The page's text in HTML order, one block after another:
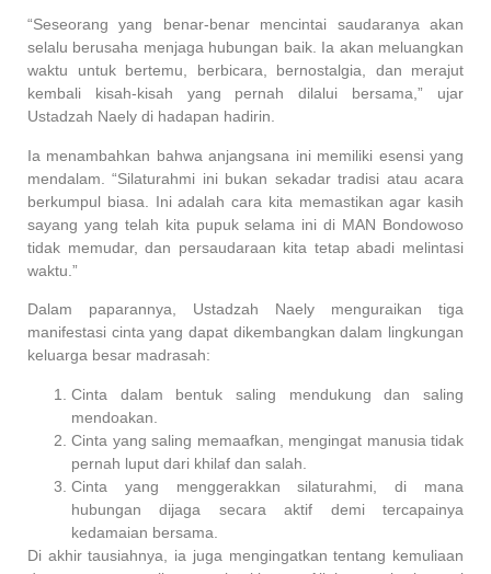
“Seseorang yang benar-benar mencintai saudaranya akan
selalu berusaha menjaga hubungan baik. Ia akan meluangkan
waktu untuk bertemu, berbicara, bernostalgia, dan merajut
kembali kisah-kisah yang pernah dilalui bersama,” ujar
Ustadzah Naely di hadapan hadirin.
Ia menambahkan bahwa anjangsana ini memiliki esensi yang
mendalam. “Silaturahmi ini bukan sekadar tradisi atau acara
berkumpul biasa. Ini adalah cara kita memastikan agar kasih
sayang yang telah kita pupuk selama ini di MAN Bondowoso
tidak memudar, dan persaudaraan kita tetap abadi melintasi
waktu.”
Dalam paparannya, Ustadzah Naely menguraikan tiga
manifestasi cinta yang dapat dikembangkan dalam lingkungan
keluarga besar madrasah:
Cinta dalam bentuk saling mendukung dan saling
mendoakan.
Cinta yang saling memaafkan, mengingat manusia tidak
pernah luput dari khilaf dan salah.
Cinta yang menggerakkan silaturahmi, di mana
hubungan dijaga secara aktif demi tercapainya
kedamaian bersama.
Di akhir tausiahnya, ia juga mengingatkan tentang kemuliaan